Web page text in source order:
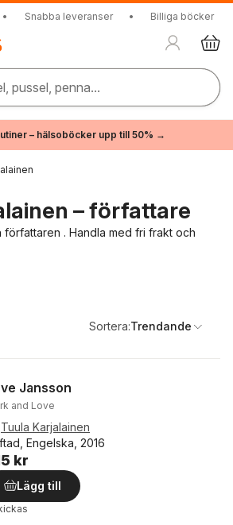
• Snabba leveranser • Billiga böcker
pussel, penna...
– hälsoböcker upp till 50% →
– författare
. Handla med fri frakt och
Sortera:Trendande
Jansson
and Love
Tuula Karjalainen
Engelska, 2016
kr
Lägg till